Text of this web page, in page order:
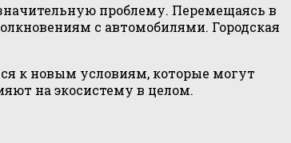
проблему. Перемещаясь в
с автомобилями. Городская
к новым условиям, которые могут
на экосистему в целом.